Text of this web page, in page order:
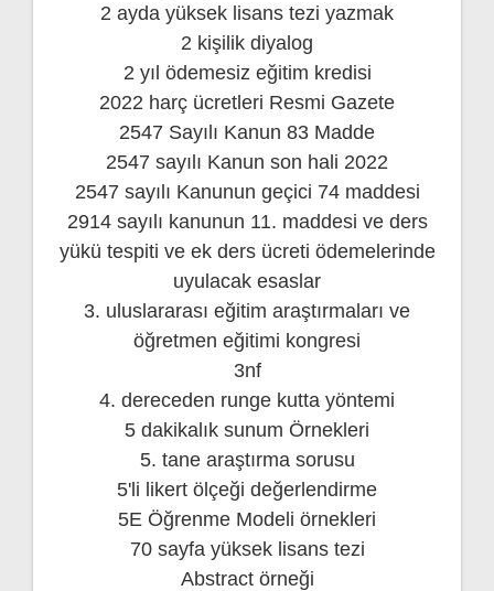
2 ayda yüksek lisans tezi yazmak
2 kişilik diyalog
2 yıl ödemesiz eğitim kredisi
2022 harç ücretleri Resmi Gazete
2547 Sayılı Kanun 83 Madde
2547 sayılı Kanun son hali 2022
2547 sayılı Kanunun geçici 74 maddesi
2914 sayılı kanunun 11. maddesi ve ders
yükü tespiti ve ek ders ücreti ödemelerinde
uyulacak esaslar
3. uluslararası eğitim araştırmaları ve
öğretmen eğitimi kongresi
3nf
4. dereceden runge kutta yöntemi
5 dakikalık sunum Örnekleri
5. tane araştırma sorusu
5'li likert ölçeği değerlendirme
5E Öğrenme Modeli örnekleri
70 sayfa yüksek lisans tezi
Abstract örneği